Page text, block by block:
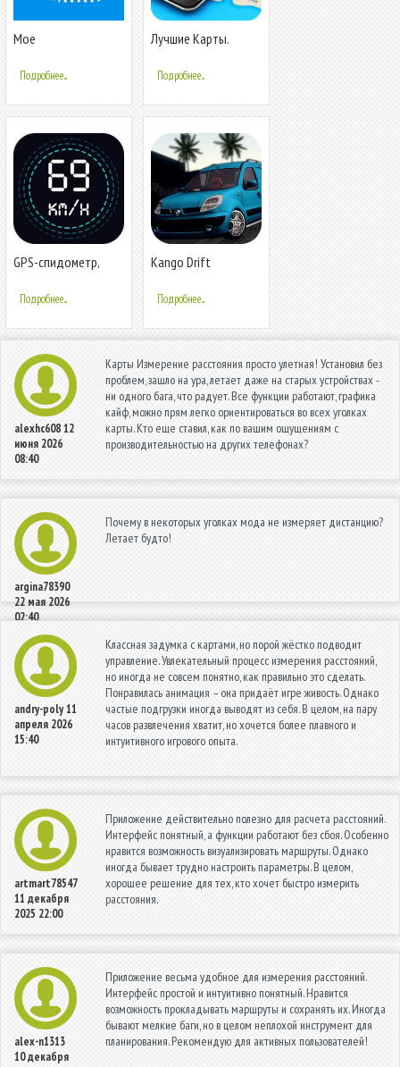
Мое
GPS, Карты
Подробнее...
Лучшие Карты.
построение
маршрута.
Подробнее...
GPS-спидометр,
расстояния
Подробнее...
Kango Drift
Подробнее...
alexhc60812
июня 2026
08:40
Карты Измерение расстояния просто улетная! Установил без
проблем, зашло на ура, летает даже на старых устройствах -
ни одного бага, что радует. Все функции работают, графика
кайф, можно прям легко ориентироваться во всех уголках
карты. Кто еще ставил, как по вашим ощущениям с
производительностью на других телефонах?
argina78390
22 мая 2026
02:40
Почему в некоторых уголках мода не измеряет дистанцию?
Летает будто!
andry-poly11
апреля 2026
15:40
Классная задумка с картами, но порой жёстко подводит
управление. Увлекательный процесс измерения расстояний,
но иногда не совсем понятно, как правильно это сделать.
Понравилась анимация – она придаёт игре живость. Однако
частые подгрузки иногда выводят из себя. В целом, на пару
часов развлечения хватит, но хочется более плавного и
интуитивного игрового опыта.
artmart78547
11 декабря
2025 22:00
Приложение действительно полезно для расчета расстояний.
Интерфейс понятный, а функции работают без сбоя. Особенно
нравится возможность визуализировать маршруты. Однако
иногда бывает трудно настроить параметры. В целом,
хорошее решение для тех, кто хочет быстро измерить
расстояния.
alex-n1313
10 декабря
Приложение весьма удобное для измерения расстояний.
Интерфейс простой и интуитивно понятный. Нравится
возможность прокладывать маршруты и сохранять их. Иногда
бывают мелкие баги, но в целом неплохой инструмент для
планирования. Рекомендую для активных пользователей!